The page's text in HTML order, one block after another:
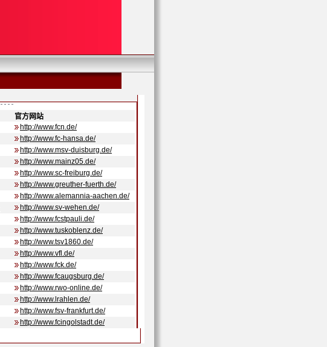
官方网站
http://www.fcn.de/
http://www.fc-hansa.de/
http://www.msv-duisburg.de/
http://www.mainz05.de/
http://www.sc-freiburg.de/
http://www.greuther-fuerth.de/
http://www.alemannia-aachen.de/
http://www.sv-wehen.de/
http://www.fcstpauli.de/
http://www.tuskoblenz.de/
http://www.tsv1860.de/
http://www.vfl.de/
http://www.fck.de/
http://www.fcaugsburg.de/
http://www.rwo-online.de/
http://www.lrahlen.de/
http://www.fsv-frankfurt.de/
http://www.fcingolstadt.de/